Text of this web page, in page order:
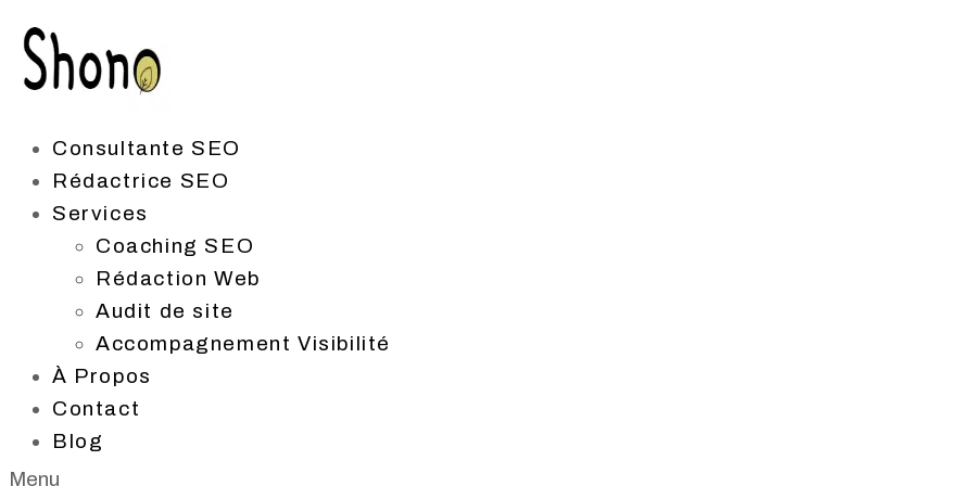
Consultante SEO
Rédactrice SEO
Services
Coaching SEO
Rédaction Web
Audit de site
Accompagnement Visibilité
À Propos
Contact
Blog
Menu